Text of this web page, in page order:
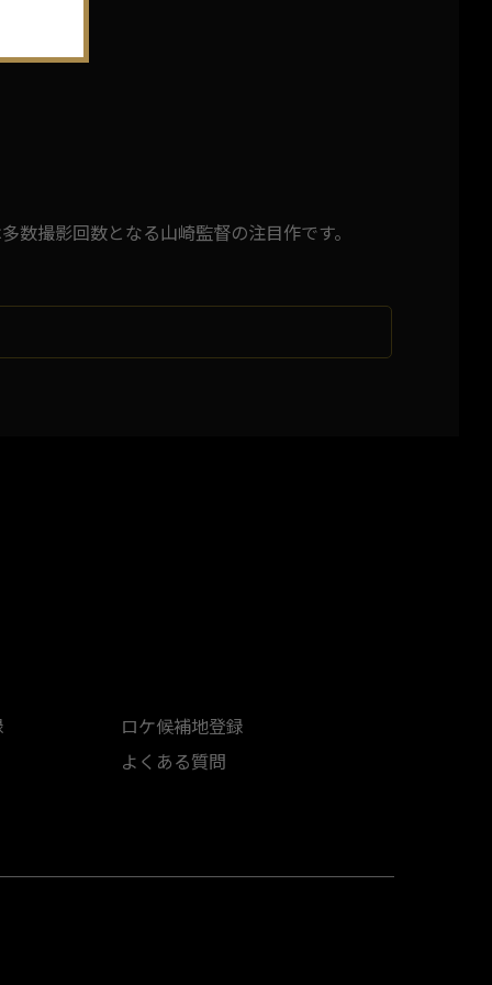
数撮影回数となる山崎監督の注目作です。
ロケ候補地登録
よくある質問